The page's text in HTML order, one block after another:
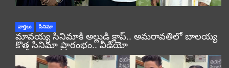
వార్తలు సినిమా
మావయ్య సినిమాకి అల్లుడి క్లాప్.. అమరావతిలో బాలయ్య
కొత్త సినిమా ప్రారంభం.. వీడియో